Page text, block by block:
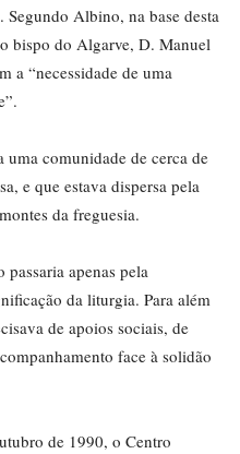
Albino, na base desta
bispo do Algarve, D. Manuel
a “necessidade de uma
uma comunidade de cerca de
e que estava dispersa pela
da freguesia.
apenas pela
da liturgia. Para além
de apoios sociais, de
face à solidão
de 1990, o Centro